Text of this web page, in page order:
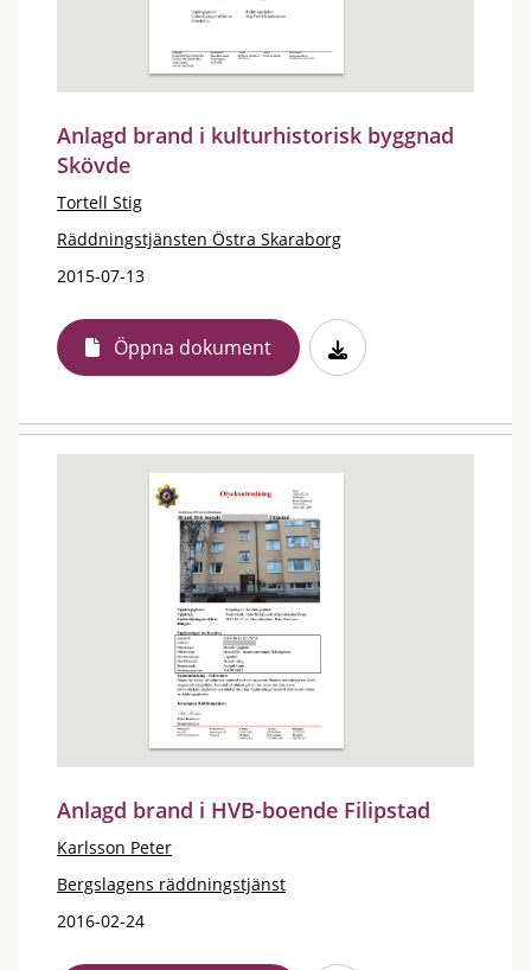
Anlagd brand i kulturhistorisk byggnad
Skövde
Tortell Stig
Räddningstjänsten Östra Skaraborg
2015-07-13
Öppna dokument
Anlagd brand i HVB-boende Filipstad
Karlsson Peter
Bergslagens räddningstjänst
2016-02-24